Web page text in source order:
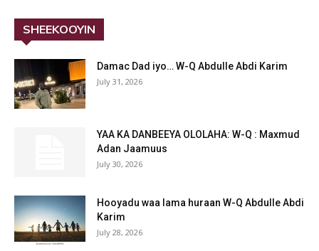
SHEEKOOYIN
Damac Dad iyo… W-Q Abdulle Abdi Karim
July 31, 2026
YAA KA DANBEEYA OLOLAHA: W-Q : Maxmud
Adan Jaamuus
July 30, 2026
Hooyadu waa lama huraan W-Q Abdulle Abdi
Karim
July 28, 2026